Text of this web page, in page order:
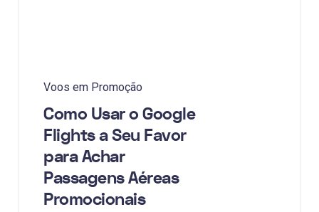
Voos em Promoção
Como Usar o Google
Flights a Seu Favor
para Achar
Passagens Aéreas
Promocionais